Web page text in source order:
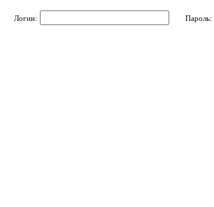
Логин: Пароль: